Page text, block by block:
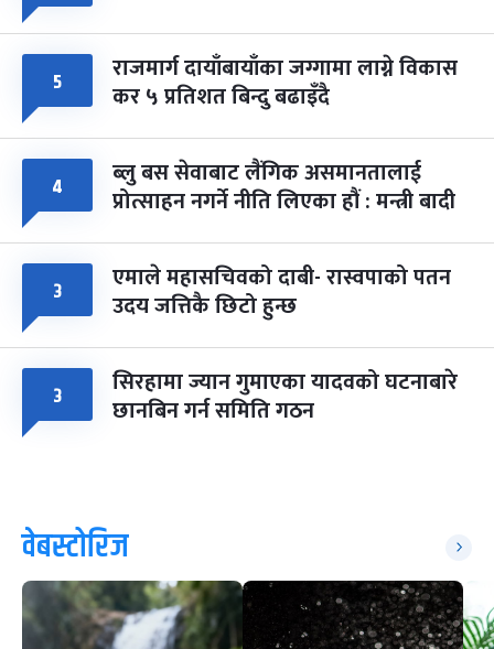
५ राजमार्ग दायाँबायाँका जग्गामा लाग्ने विकास
कर ५ प्रतिशत बिन्दु बढाइँदै
४ ब्लु बस सेवाबाट लैंगिक असमानतालाई
प्रोत्साहन नगर्ने नीति लिएका हौं : मन्त्री बादी
३ एमाले महासचिवको दाबी- रास्वपाको पतन
उदय जत्तिकै छिटो हुन्छ
३ सिरहामा ज्यान गुमाएका यादवको घटनाबारे
छानबिन गर्न समिति गठन
वेबस्टोरिज